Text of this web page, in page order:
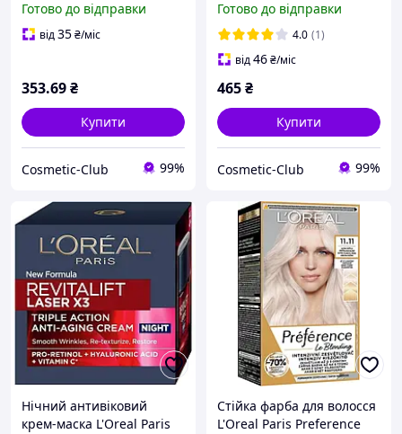
Готово до відправки
від35₴/міс
353.69₴
Купити
Cosmetic-Club 99%
Готово до відправки
4.0 (1)
від46₴/міс
465₴
Купити
Cosmetic-Club 99%
Нічний антивіковий
крем-маска L'Oreal Paris
Стійка фарба для волосся
L'Oreal Paris Preference